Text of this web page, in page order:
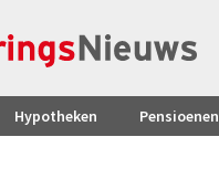
Hypotheken Pensioenen